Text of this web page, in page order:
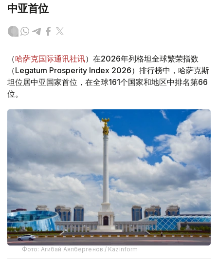
中亚首位
（哈萨克国际通讯社讯）在2026年列格坦全球繁荣指数
（Legatum Prosperity Index 2026）排行榜中，哈萨克斯
坦位居中亚国家首位，在全球161个国家和地区中排名第66
位。
Фото: Агибай Аяпбергенов / Kazinform